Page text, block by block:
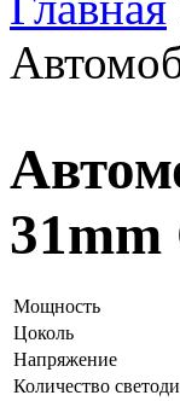
31mm
Мощность
Цоколь
Напряжение
Количество